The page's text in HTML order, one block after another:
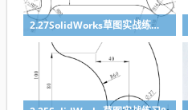
2.27SolidWorks草图实战练习10